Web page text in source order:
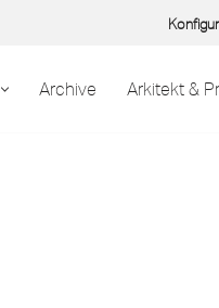
Archive Arkitekt &